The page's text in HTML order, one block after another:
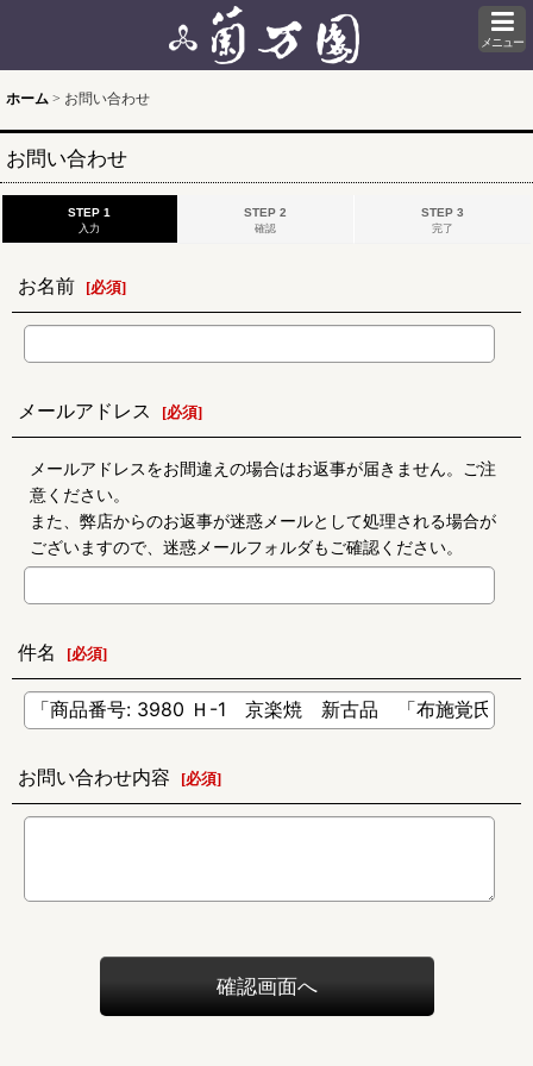
メニュー
ホーム > お問い合わせ
お問い合わせ
STEP 1
入力
STEP 2
確認
STEP 3
完了
お名前 [必須]
メールアドレス [必須]
メールアドレスをお間違えの場合はお返事が届きません。ご注
意ください。
また、弊店からのお返事が迷惑メールとして処理される場合が
ございますので、迷惑メールフォルダもご確認ください。
件名 [必須]
お問い合わせ内容 [必須]
確認画面へ